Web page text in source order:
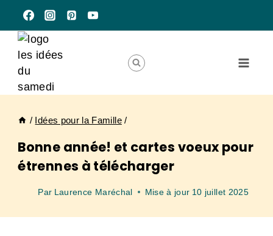
contenu
/ Idées pour la Famille /
Bonne année! et cartes voeux pour
étrennes à télécharger
Par Laurence Maréchal Mise à jour 10 juillet 2025